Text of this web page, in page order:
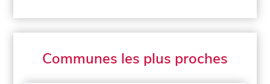
Communes les plus proches